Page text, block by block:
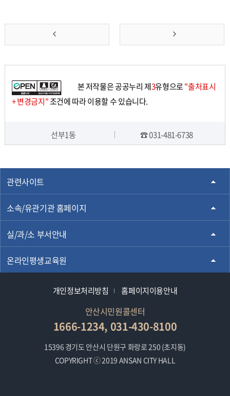
가
본 저작물은 공공누리 제3유형으로"출처표시
+ 변경금지"조건에 따라 이용할 수 있습니다.
선부1동 ☎ 031-481-6738
관련사이트
소속/유관기관 홈페이지
실/과/소 부서안내
온라인평생교육원
개인정보처리방침 홈페이지이용안내
안산시민원콜센터
1666-1234, 031-430-8100
15396 경기도 안산시 단원구 화랑로 250 (초지동)
COPYRIGHT ⓒ 2019 ANSAN CITY HALL